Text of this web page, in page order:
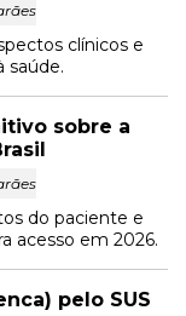
clínicos e
saúde.
sobre a
do paciente e
acesso em 2026.
pelo SUS